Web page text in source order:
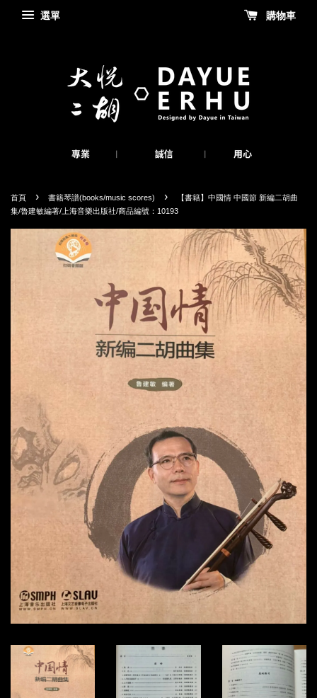
選單 購物車
首頁 › 書籍琴譜(books/music scores) ›
【書籍】中國情 中國節 新編二胡曲
集/魯建敏編著/上海音樂出版社/商品編號：10193